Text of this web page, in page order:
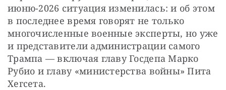
июню-2026 ситуация изменилась: и об этом
в последнее время говорят не только
многочисленные военные эксперты, но уже
и представители администрации самого
Трампа — включая главу Госдепа Марко
Рубио и главу «министерства войны» Пита
Хегсета.